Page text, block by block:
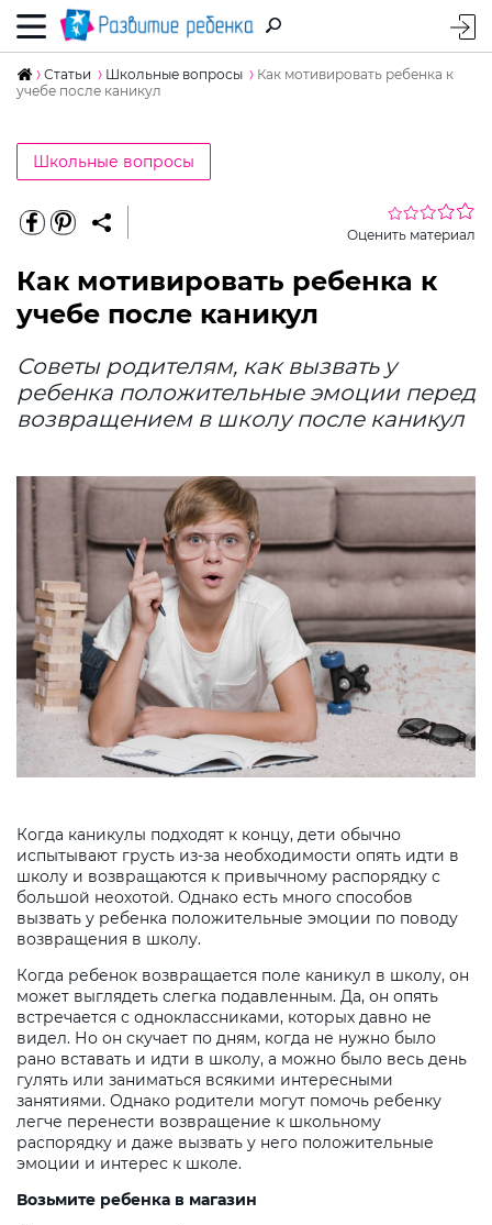
Статьи Школьные вопросы
Как мотивировать ребенка к
учебе после каникул
Школьные вопросы
Оценить материал
Как мотивировать ребенка к
учебе после каникул
Советы родителям, как вызвать у
ребенка положительные эмоции перед
возвращением в школу после каникул
Когда каникулы подходят к концу, дети обычно
испытывают грусть из-за необходимости опять идти в
школу и возвращаются к привычному распорядку с
большой неохотой. Однако есть много способов
вызвать у ребенка положительные эмоции по поводу
возвращения в школу.
Когда ребенок возвращается поле каникул в школу, он
может выглядеть слегка подавленным. Да, он опять
встречается с одноклассниками, которых давно не
видел. Но он скучает по дням, когда не нужно было
рано вставать и идти в школу, а можно было весь день
гулять или заниматься всякими интересными
занятиями. Однако родители могут помочь ребенку
легче перенести возвращение к школьному
распорядку и даже вызвать у него положительные
эмоции и интерес к школе.
Возьмите ребенка в магазин